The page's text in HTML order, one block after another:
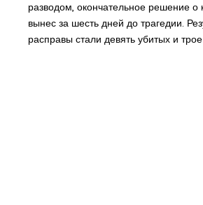
разводом, окончательное решение о
вынес за шесть дней до трагедии.
расправы стали девять убитых и